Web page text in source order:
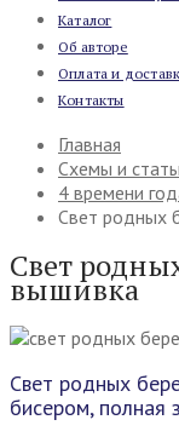
Каталог
Об авторе
Оплата и
Контакты
Главная
Схемы и
4 времени
Свет родных
Свет
вышивка
Свет родных
бисером, полная